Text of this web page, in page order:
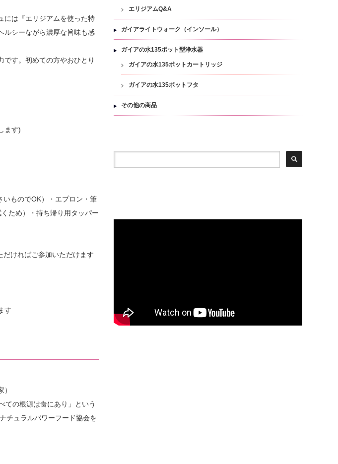
には『エリジアムを使った特
ルシーながら濃厚な旨味も感
です。初めての方やおひとり
ます)
ものでOK）・エプロン・筆
ため）・持ち帰り用タッパー
ければご参加いただけます
す
ての根源は食にあり」という
チュラルパワーフード協会を
エリジアムQ&A
ガイアライトウォーク（インソール）
ガイアの水135ポット型浄水器
ガイアの水135ポットカートリッジ
ガイアの水135ポットフタ
その他の商品